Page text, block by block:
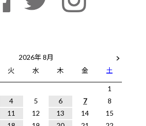
2026年 8月
火 水 木 金 土
1
4 5 6 7
8
11 12 13 14
15